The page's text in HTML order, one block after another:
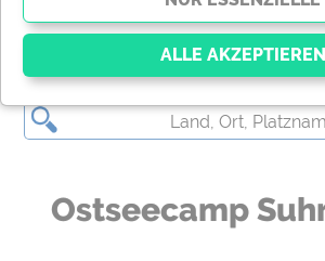
(c) shutterstock
Ostseecamp
Essenziell
Cookies werden Teile der Website nicht